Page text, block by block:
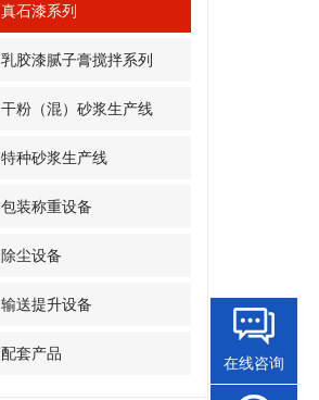
真石漆系列
乳胶漆腻子膏搅拌系列
干粉（混）砂浆生产线
特种砂浆生产线
包装称重设备
除尘设备
输送提升设备
配套产品
在线咨询